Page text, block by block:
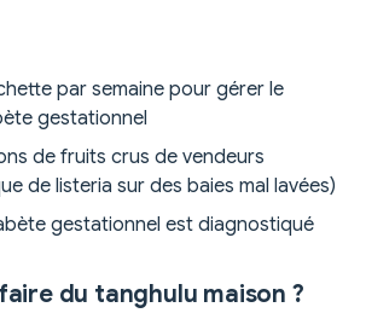
par semaine pour gérer le
gestationnel
de fruits crus de vendeurs
de listeria sur des baies mal lavées)
gestationnel est diagnostiqué
du tanghulu maison ?